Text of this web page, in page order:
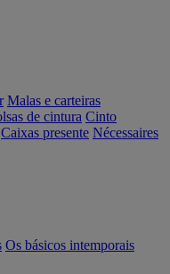
Malas e carteiras
de cintura Cinto
Caixas presente Nécessaires
Os básicos intemporais